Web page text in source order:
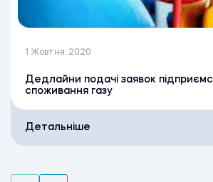
1 Жовтня, 2020
Дедлайни подачі заявок
споживання газу
Детальніше